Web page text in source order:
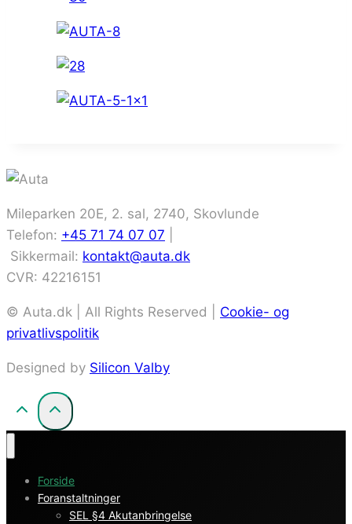
Mileparken 20E, 2. sal, 2740, Skovlunde
Telefon: +45 71 74 07 07
Sikkermail: kontakt@auta.dk
CVR: 42216151
© Auta.dk | All Rights Reserved | Cookie- og
privatlivspolitik
Designed by Silicon Valby
Forside
Foranstaltninger
SEL §4 Akutanbringelse